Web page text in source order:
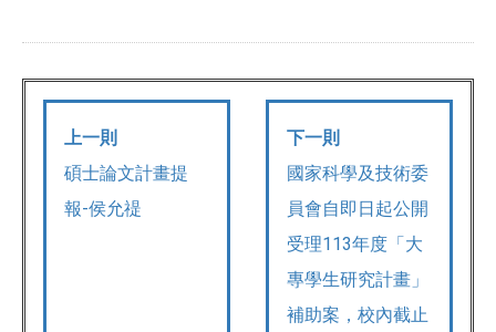
上一則
碩士論文計畫提
報-侯允禔
下一則
國家科學及技術委
員會自即日起公開
受理113年度「大
專學生研究計畫」
補助案，校內截止